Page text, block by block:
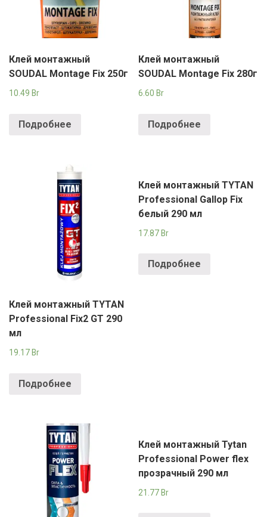
Клей монтажный
SOUDAL Montage Fix 250г
10.49 Br
Подробнее
Клей монтажный
SOUDAL Montage Fix 280г
6.60 Br
Подробнее
Клей монтажный TYTAN
Professional Fix2 GT 290
мл
19.17 Br
Подробнее
Клей монтажный TYTAN
Professional Gallop Fix
белый 290 мл
17.87Br
Подробнее
Клей монтажный Tytan
Professional Power flex
прозрачный 290 мл
21.77Br